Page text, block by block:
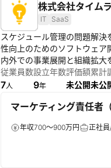
株式会社タイム
IT SaaS
スケジュール管理の問題解
性向上のためのソフトウェア
内外での事業展開と組織拡大
従業員数
7人
設立年数
9年
評価額
未公開
累計
未公
マーケティング責任者
年収700～900万円 正社